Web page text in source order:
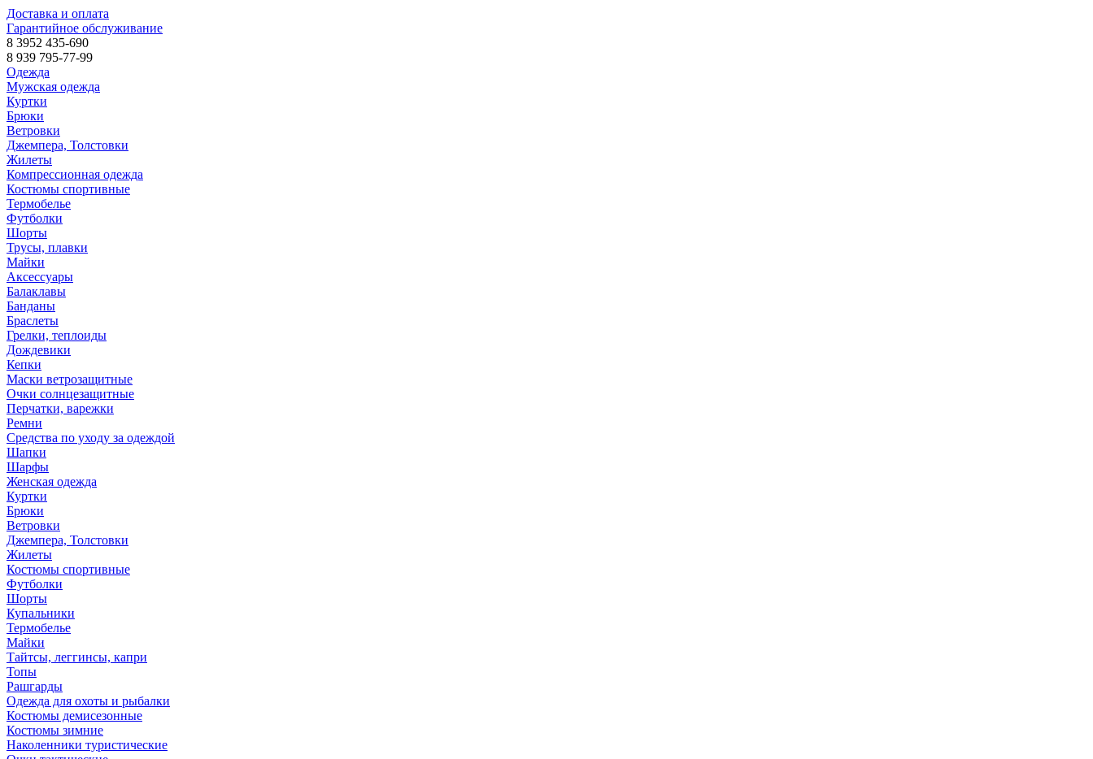
Доставка и оплата
Гарантийное обслуживание
8 3952 435-690
8 939 795-77-99
Одежда
Мужская одежда
Куртки
Брюки
Ветровки
Джемпера, Толстовки
Жилеты
Компрессионная одежда
Костюмы спортивные
Термобелье
Футболки
Шорты
Трусы, плавки
Майки
Аксессуары
Балаклавы
Банданы
Браслеты
Грелки, теплоиды
Дождевики
Кепки
Маски ветрозащитные
Очки солнцезащитные
Перчатки, варежки
Ремни
Средства по уходу за одеждой
Шапки
Шарфы
Женская одежда
Куртки
Брюки
Ветровки
Джемпера, Толстовки
Жилеты
Костюмы спортивные
Футболки
Шорты
Купальники
Термобелье
Майки
Тайтсы, леггинсы, капри
Топы
Рашгарды
Одежда для охоты и рыбалки
Костюмы демисезонные
Костюмы зимние
Наколенники туристические